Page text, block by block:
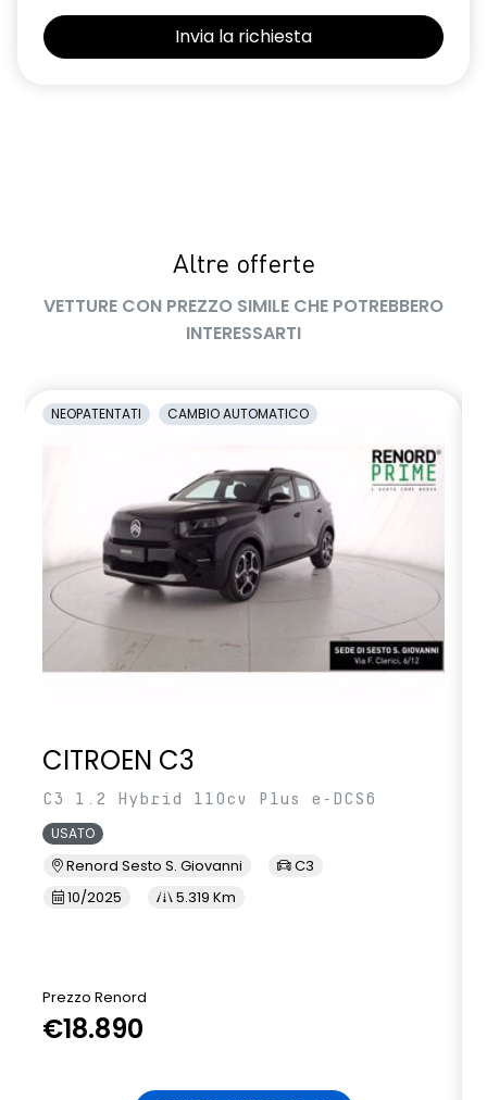
Selleria Stepway in tessuto blu e nero
Volante regolabile in altezza e profondità
Altre offerte
VETTURE CON PREZZO SIMILE CHE POTREBBERO
INTERESSARTI
NEOPATENTATI CAMBIO AUTOMATICO
CITROEN C3
C3 1.2 Hybrid 110cv Plus e-DCS6
USATO
Renord Sesto S. Giovanni
C3
10/2025
5.319 Km
Prezzo Renord
€18.890